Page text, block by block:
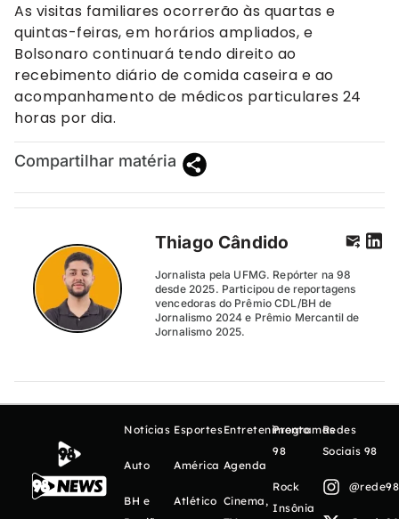
As visitas familiares ocorrerão às quartas e
quintas-feiras, em horários ampliados, e
Bolsonaro continuará tendo direito ao
recebimento diário de comida caseira e ao
acompanhamento de médicos particulares 24
horas por dia.
Compartilhar matéria
Thiago Cândido
Jornalista pela UFMG. Repórter na 98
desde 2025. Participou de reportagens
vencedoras do Prêmio CDL/BH de
Jornalismo 2024 e Prêmio Mercantil de
Jornalismo 2025.
Notícias
Auto
BH e
Esportes
América
Atlético
Entretenimento
Agenda
Cinema,
Programas
98
Rock
Insônia
Redes
Sociais 98